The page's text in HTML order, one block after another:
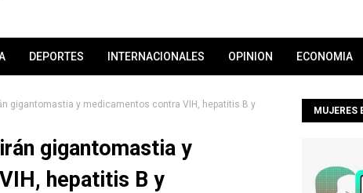
DEPORTES INTERNACIONALES OPINION ECONOMIA
gigantomastia y medicamentos contra VIH, hepatitis B y
gigantomastia y
hepatitis B y
MUJERES